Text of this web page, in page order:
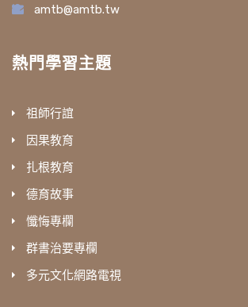
amtb@amtb.tw
熱門學習主題
祖師行誼
因果教育
扎根教育
德育故事
懺悔專欄
群書治要專欄
多元文化網路電視